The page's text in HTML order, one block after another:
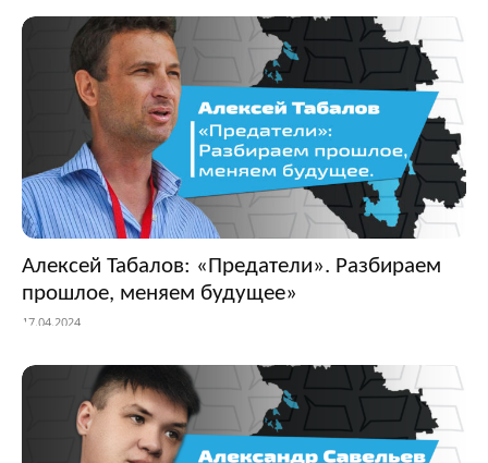
Алексей Табалов: «Предатели». Разбираем
прошлое, меняем будущее»
17.04.2024